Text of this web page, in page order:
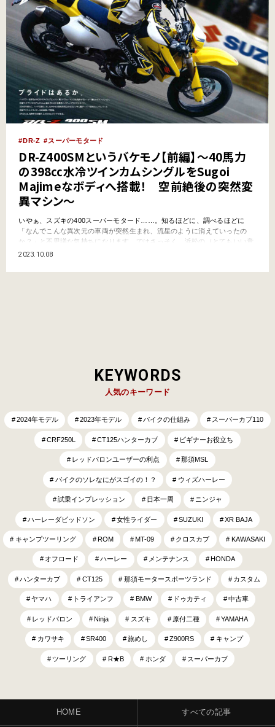
DR-Z スーパーモタード
DR-Z400SMというバケモノ【前編】～40馬力
の398㏄水冷ツインカムシングルをSugoi
Majimeなボディへ搭載！ 空前絶後の突然変
異マシン～
いやぁ、スズキの400スーパーモタード……。知るほどに、調べるほどに
「なんでこんな異次元の車両が突然生まれ、流星のように消えていったの
か？」と不思議な気持ちになります。ではさっそく、浜松の（とてもいい意
味で）大変な変態メーカーが生み出した珠玉のマシンについて語りおろして
ラ！ ま…
2023.10.08
KEYWORDS
人気のキーワード
2024年モデル 2023年モデル バイクの仕組み スーパーカブ110
CRF250L CT125ハンターカブ ビギナーお役立ち
レッドバロンユーザーの利点 那須MSL
バイクのソレなにがスゴイの！？ ウィズハーレー
試乗インプレッション 日本一周 ニンジャ
ハーレーダビッドソン 女性ライダー SUZUKI XR BAJA
キャンプツーリング ROM MT-09 クロスカブ KAWASAKI
オフロード ハーレー メンテナンス HONDA
ハンターカブ CT125 那須モータースポーツランド カスタム
ヤマハ トライアンフ BMW ドゥカティ 中古車
レッドバロン Ninja スズキ 原付二種 YAMAHA
カワサキ SR400 旅めし Z900RS キャンプ
ツーリング R★B ホンダ スーパーカブ
HOME すべての記事